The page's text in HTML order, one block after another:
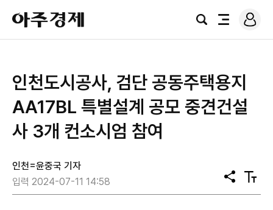
아
주
경
검
전
로
그
인천도시공사, 검단 공동주택용지
AA17BL 특별설계 공모 중견건설
사 3개 컨소시엄 참여
인천=윤중국 기자
입력 2024-07-11 14:58
공
유
텍
스